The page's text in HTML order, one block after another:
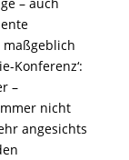
– auch
Konferenz‘:
–
nicht
angesichts